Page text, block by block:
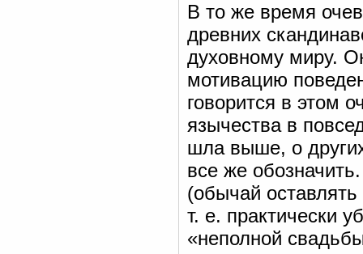
В то же время
древних
духовному миру.
мотивацию
говорится в этом
язычества в
шла выше, о
все же
(обычай
т. е. практически
«неполной